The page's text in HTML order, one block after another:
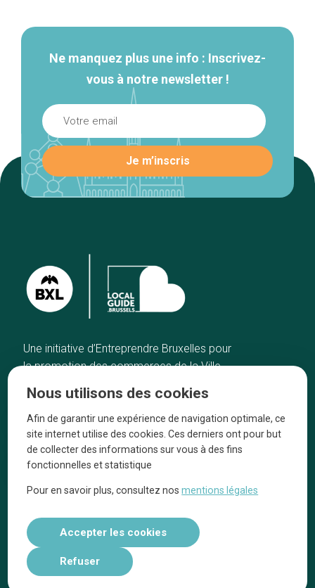
Ne manquez plus une info : Inscrivez-
vous à notre newsletter !
Une initiative d’Entreprendre Bruxelles pour
la promotion des commerces de la Ville
Accueil
Bonnes adresses
Quartiers
Blog
Tops 10
Artisans
A propos
On parle de nous
Nous utilisons des cookies
Afin de garantir une expérience de navigation optimale, ce
site internet utilise des cookies. Ces derniers ont pour but
de collecter des informations sur vous à des fins
fonctionnelles et statistique
Pour en savoir plus, consultez nosmentions légales
Accepter les cookies
Refuser